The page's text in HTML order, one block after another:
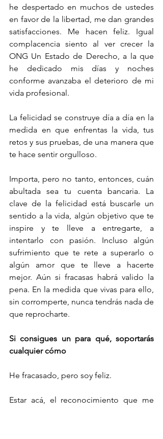
he despertado en muchos de ustedes
en favor de la libertad, me dan grandes
satisfacciones. Me hacen feliz. Igual
complacencia siento al ver crecer la
ONG Un Estado de Derecho, a la que
he dedicado mis días y noches
conforme avanzaba el deterioro de mi
vida profesional.
La felicidad se construye día a día en la
medida en que enfrentas la vida, tus
retos y sus pruebas, de una manera que
te hace sentir orgulloso.
Importa, pero no tanto, entonces, cuán
abultada sea tu cuenta bancaria. La
clave de la felicidad está buscarle un
sentido a la vida, algún objetivo que te
inspire y te lleve a entregarte, a
intentarlo con pasión. Incluso algún
sufrimiento que te rete a superarlo o
algún amor que te lleve a hacerte
mejor. Aún si fracasas habrá valido la
pena. En la medida que vivas para ello,
sin corromperte, nunca tendrás nada de
que reprocharte.
Si consigues un para qué, soportarás
cualquier cómo
He fracasado, pero soy feliz.
Estar acá, el reconocimiento que me